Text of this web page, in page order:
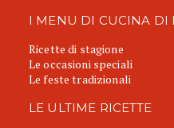
I MENU DI CUCINA DI
Ricette di stagione
Le occasioni speciali
Le feste tradizionali
LE ULTIME RICETTE